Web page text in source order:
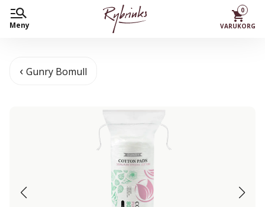
Meny
0
VARUKORG
Gunry Bomull